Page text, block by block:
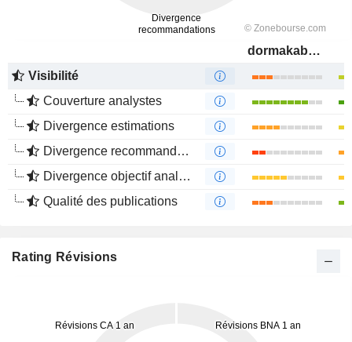
dormakaba Holding AG
Visibilité
Couverture analystes
Divergence estimations
Divergence recommandations analystes
Divergence objectif analystes
Qualité des publications
Rating Révisions